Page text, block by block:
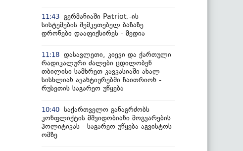
11:43 გერმანიაში Patriot.-ის
სისტემების შემკეთებელ ბაზაზე
დრონები დააფიქსირეს - მედია
11:18 დასავლეთი, კიევი და ქართული
რადიკალური ძალები ცდილობენ
თბილისი სამხრეთ კავკასიაში ახალ
სისხლიან ავანტიურებში ჩაითრიონ -
რუსეთის საგარეო უწყება
10:40 საქართველო განაგრძობს
კონფლიქტის მშვიდობიანი მოგვარების
პოლიტიკას - საგარეო უწყება აგვისტოს
ომზე